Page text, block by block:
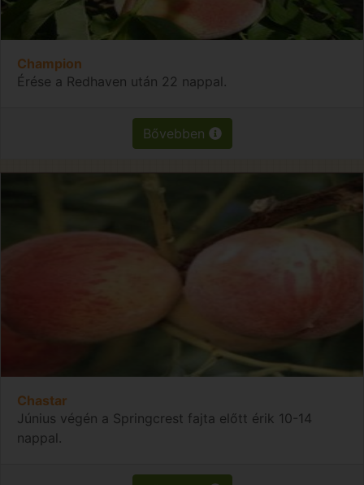
Champion
Érése a Redhaven után 22 nappal.
Bővebben
Chastar
Június végén a Springcrest fajta előtt érik 10-14
nappal.